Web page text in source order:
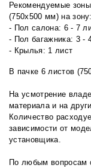
Рекомендуемые
(750х500 мм) на зону:
- Пол салона: 6 - 7
- Пол багажника: 3 -
- Крылья: 1 лист
В пачке 6 листов
На усмотрение
материала и на
Количество
зависимости от
установщика.
По любым вопросам